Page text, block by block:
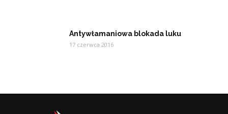
Antywłamaniowa blokada luku
17 czerwca 2016